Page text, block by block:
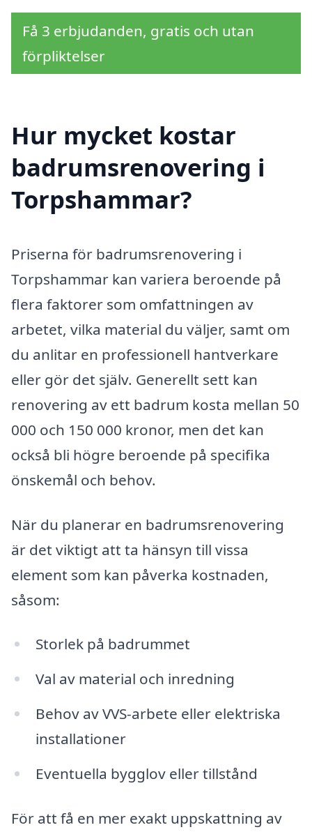
Få 3 erbjudanden, gratis och utan
förpliktelser
Hur mycket kostar
badrumsrenovering i
Torpshammar?
Priserna för badrumsrenovering i
Torpshammar kan variera beroende på
flera faktorer som omfattningen av
arbetet, vilka material du väljer, samt om
du anlitar en professionell hantverkare
eller gör det själv. Generellt sett kan
renovering av ett badrum kosta mellan 50
000 och 150 000 kronor, men det kan
också bli högre beroende på specifika
önskemål och behov.
När du planerar en badrumsrenovering
är det viktigt att ta hänsyn till vissa
element som kan påverka kostnaden,
såsom:
Storlek på badrummet
Val av material och inredning
Behov av VVS-arbete eller elektriska
installationer
Eventuella bygglov eller tillstånd
För att få en mer exakt uppskattning av